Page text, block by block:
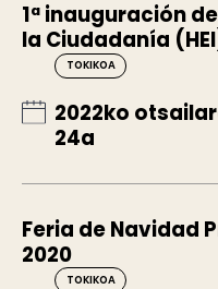
1ª inauguración
la Ciudadanía
TOKIKOA
2022ko
24a
Feria de Navidad
2020
TOKIKOA